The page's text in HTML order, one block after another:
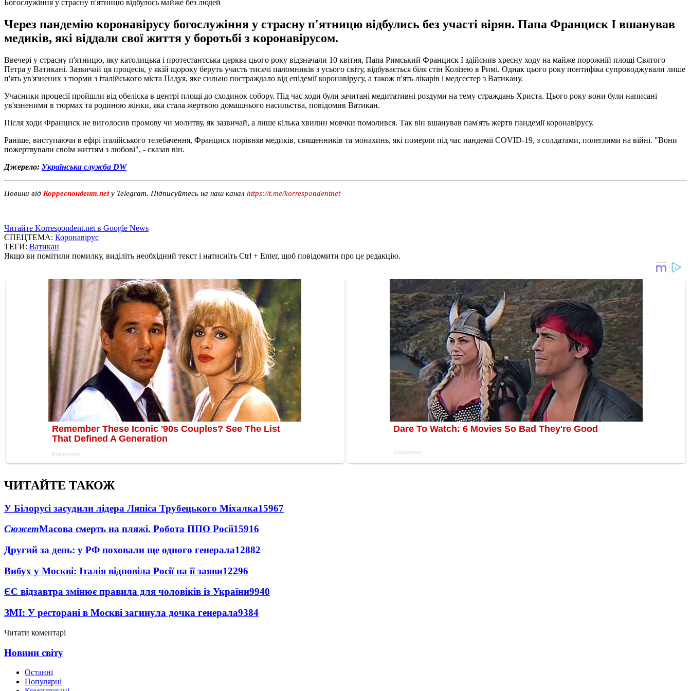
Богослужіння у страсну п'ятницю відбулось майже без людей
Через пандемію коронавірусу богослужіння у страсну п'ятницю відбулись без участі вірян. Папа Франциск І вшанував
медиків, які віддали свої життя у боротьбі з коронавірусом.
Ввечері у страсну п'ятницю, яку католицька і протестантська церква цього року відзначали 10 квітня, Папа Римський Франциск І здійснив хресну ходу на майже порожній площі Святого
Петра у Ватикані. Зазвичай ця процесія, у якій щороку беруть участь тисячі паломників з усього світу, відбувається біля стін Колізею в Римі. Однак цього року понтифіка супроводжували лише
п'ять ув'язнених з тюрми з італійського міста Падуя, яке сильно постраждало від епідемії коронавірусу, а також п'ять лікарів і медсестер з Ватикану.
Учасники процесії пройшли від обеліска в центрі площі до сходинок собору. Під час ходи були зачитані медитативні роздуми на тему страждань Христа. Цього року вони були написані
ув'язненими в тюрмах та родиною жінки, яка стала жертвою домашнього насильства, повідомив Ватикан.
Після ходи Франциск не виголосив промову чи молитву, як зазвичай, а лише кілька хвилин мовчки помолився. Так він вшанував пам'ять жертв пандемії коронавірусу.
Раніше, виступаючи в ефірі італійського телебачення, Франциск порівняв медиків, священників та монахинь, які померли під час пандемії COVID-19, з солдатами, полеглими на війні. "Вони
пожертвували своїм життям з любові", - сказав він.
Джерело: Українська служба DW
Новини від Корреспондент.netу Telegram. Підписуйтесь на наш канал https://t.me/korrespondentnet
Читайте Korrespondent.net в Google News
СПЕЦТЕМА: Коронавірус
ТЕГИ: Ватикан
Якщо ви помітили помилку, виділіть необхідний текст і натисніть Ctrl + Enter, щоб повідомити про це редакцію.
ЧИТАЙТЕ ТАКОЖ
У Білорусі засудили лідера Ляпіса Трубецького Міхалка15967
СюжетМасова смерть на пляжі. Робота ППО Росії15916
Другий за день: у РФ поховали ще одного генерала12882
Вибух у Москві: Італія відповіла Росії на її заяви12296
ЄС відзавтра змінює правила для чоловіків із України9940
ЗМІ: У ресторані в Москві загинула дочка генерала9384
Читати коментарі
Новини світу
Останні
Популярні